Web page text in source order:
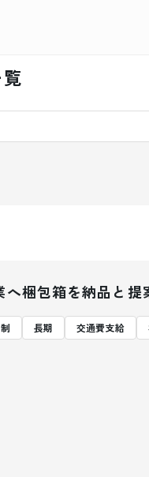
へ梱包箱を納品と提
長期 交通費支給